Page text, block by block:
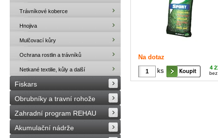
Trávníkové koberce
Hnojiva
Mulčovací kůry
Ochrana rostlin a trávníků
Netkané textilie, kůly a další
Fiskars
Obrubníky a travní rohože
Zahradní program REHAU
Akumulační nádrže
Na dotaz
ks
4